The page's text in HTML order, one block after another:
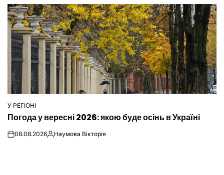
ОПУБЛІКУВАТИ
У РЕГІОНІ
Погода у вересні 2026: якою буде осінь в Україні
on08.08.2026Опубліковано
Наумова Вікторія